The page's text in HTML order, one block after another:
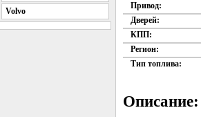
Привод:
Дверей:
КПП:
Регион:
Тип топлива:
Описание:
Volvo